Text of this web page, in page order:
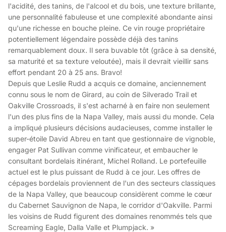
l'acidité, des tanins, de l'alcool et du bois, une texture brillante,
une personnalité fabuleuse et une complexité abondante ainsi
qu'une richesse en bouche pleine. Ce vin rouge propriétaire
potentiellement légendaire possède déjà des tanins
remarquablement doux. Il sera buvable tôt (grâce à sa densité,
sa maturité et sa texture veloutée), mais il devrait vieillir sans
effort pendant 20 à 25 ans. Bravo!
Depuis que Leslie Rudd a acquis ce domaine, anciennement
connu sous le nom de Girard, au coin de Silverado Trail et
Oakville Crossroads, il s'est acharné à en faire non seulement
l'un des plus fins de la Napa Valley, mais aussi du monde. Cela
a impliqué plusieurs décisions audacieuses, comme installer le
super-étoile David Abreu en tant que gestionnaire de vignoble,
engager Pat Sullivan comme vinificateur, et embaucher le
consultant bordelais itinérant, Michel Rolland. Le portefeuille
actuel est le plus puissant de Rudd à ce jour. Les offres de
cépages bordelais proviennent de l'un des secteurs classiques
de la Napa Valley, que beaucoup considèrent comme le cœur
du Cabernet Sauvignon de Napa, le corridor d'Oakville. Parmi
les voisins de Rudd figurent des domaines renommés tels que
Screaming Eagle, Dalla Valle et Plumpjack. »